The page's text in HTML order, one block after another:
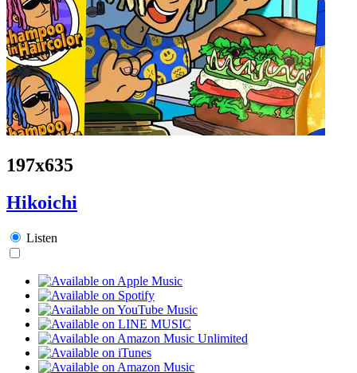
197x635
Hikoichi
Listen